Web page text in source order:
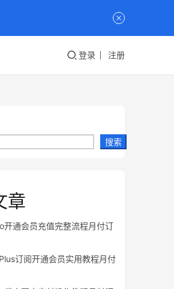
登录 注册
搜索
章
开通会员充值完整流程月付订
订阅开通会员实用教程月付